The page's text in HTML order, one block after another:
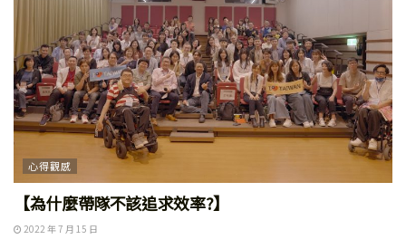
心得觀感
【為什麼帶隊不該追求效率?】
2022 年 7 月 15 日